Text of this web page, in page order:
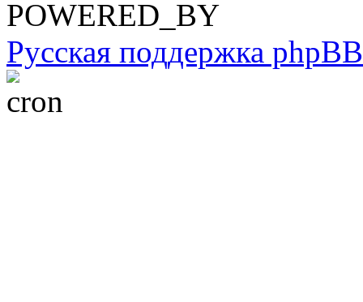
POWERED_BY
Русская поддержка phpBB